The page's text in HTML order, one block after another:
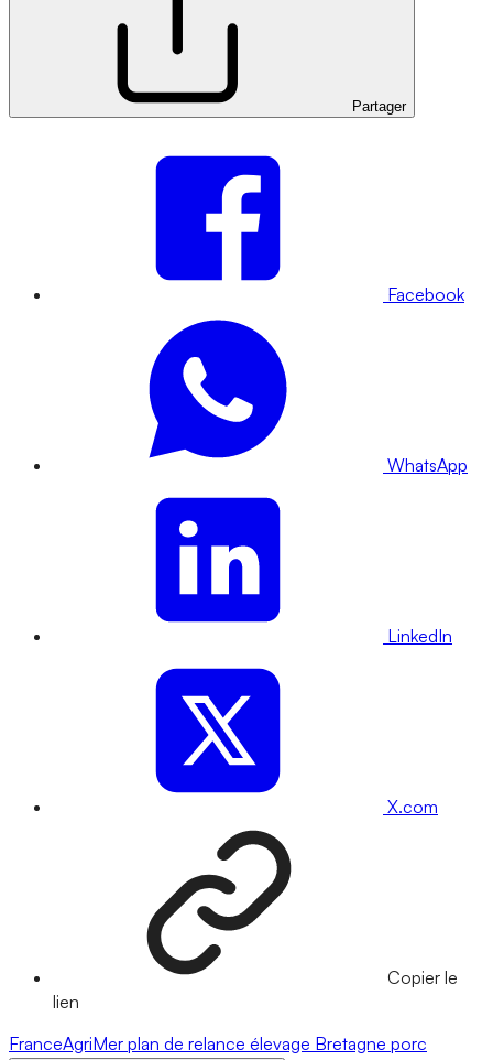
Partager
Facebook
WhatsApp
LinkedIn
X.com
Copier le
lien
FranceAgriMer plan de relance élevage Bretagne porc